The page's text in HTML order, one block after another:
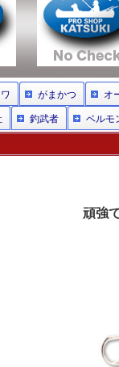
がまかつ オ
釣武者 ベルモ
頑強